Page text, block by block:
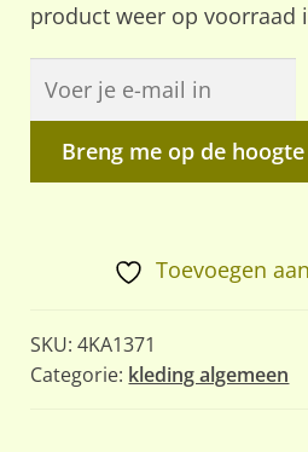
product weer op voorraad
Breng me op de hoogte
Toevoegen
SKU:4KA1371
Categorie: kleding algemeen